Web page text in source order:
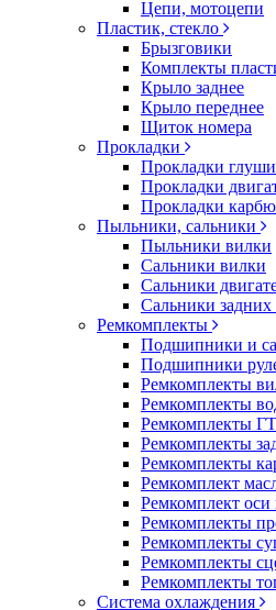
Цепи, мотоцепи
Пластик, стекло
Брызговики
Комплекты
Крыло заднее
Крыло переднее
Щиток номера
Прокладки
Прокладки
Прокладки
Прокладки
Пыльники, сальники
Пыльники вилки
Сальники вилки
Сальники
Сальники задних
Ремкомплекты
Подшипники и
Подшипники
Ремкомплекты
Ремкомплекты
Ремкомплекты
Ремкомплекты
Ремкомплекты
Ремкомплект
Ремкомплект оси
Ремкомплекты
Ремкомплекты
Ремкомплекты
Ремкомплекты
Система охлаждения